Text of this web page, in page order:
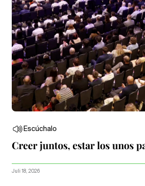
Escúchalo
Creer juntos, estar los unos
Juli 18, 2026